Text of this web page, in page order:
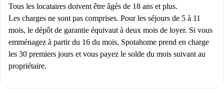
Tous les locataires doivent être âgés de 18 ans et plus.
Les charges ne sont pas comprises. Pour les séjours de 5 à 11
mois, le dépôt de garantie équivaut à deux mois de loyer. Si vous
emménagez à partir du 16 du mois, Spotahome prend en charge
les 30 premiers jours et vous payez le solde du mois suivant au
propriétaire.